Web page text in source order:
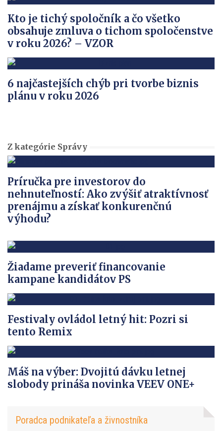
Kto je tichý spoločník a čo všetko
obsahuje zmluva o tichom spoločenstve
v roku 2026? – VZOR
6 najčastejších chýb pri tvorbe biznis
plánu v roku 2026
Z kategórie Správy
Príručka pre investorov do
nehnuteľností: Ako zvýšiť atraktívnosť
prenájmu a získať konkurenčnú
výhodu?
Žiadame preveriť financovanie
kampane kandidátov PS
Festivaly ovládol letný hit: Pozri si
tento Remix
Máš na výber: Dvojitú dávku letnej
slobody prináša novinka VEEV ONE+
Poradca podnikateľa a živnostníka